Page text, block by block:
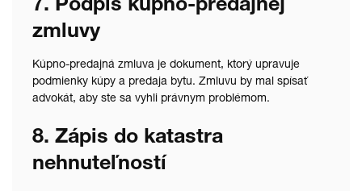
7. Podpis kúpno-predajnej
zmluvy
Kúpno-predajná zmluva je dokument, ktorý upravuje
podmienky kúpy a predaja bytu. Zmluvu by mal spísať
advokát, aby ste sa vyhli právnym problémom.
8. Zápis do katastra
nehnuteľností